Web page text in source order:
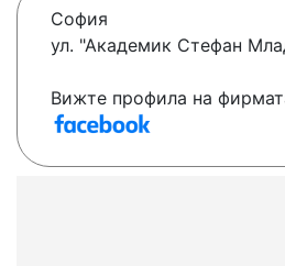
София
ул. "Академик Стефан
Вижте профила на